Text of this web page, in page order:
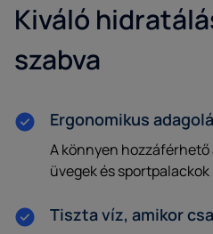
Kiváló
szabva
Ergonomikus
A könnyen
üvegek és
Tiszta víz, amikor